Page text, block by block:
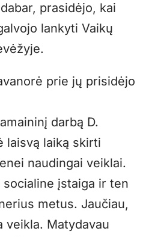
prasidėjo, kai
lankyti Vaikų
prie jų prisidėjo
darbą D.
laisvą laiką skirti
naudingai veiklai.
socialine įstaiga ir ten
metus. Jaučiau,
veikla. Matydavau